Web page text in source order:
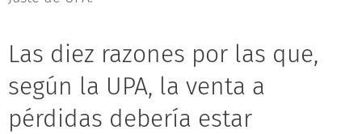
Las diez razones por las que,
según la UPA, la venta a
pérdidas debería estar